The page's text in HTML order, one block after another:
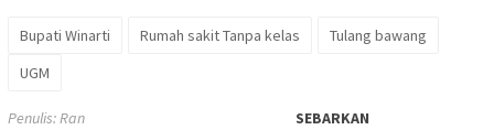
Bupati Winarti Rumah sakit Tanpa kelas
Tulang bawang
UGM
Penulis: Ran
SEBARKAN